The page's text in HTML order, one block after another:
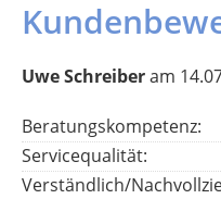
Uwe Schreiberam
Beratungskompetenz:
Servicequalität:
Verständlich/